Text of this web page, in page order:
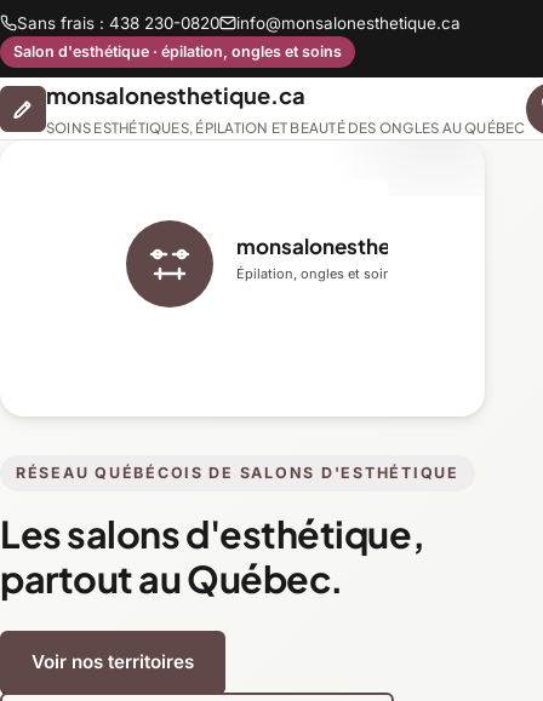
Sans frais : 438 230-0820 info@monsalonesthetique.ca
Salon d'esthétique · épilation, ongles et soins
monsalonesthetique.ca
SOINS ESTHÉTIQUES, ÉPILATION ET BEAUTÉ DES ONGLES AU QUÉBEC
RÉSEAU QUÉBÉCOIS DE SALONS D'ESTHÉTIQUE
Les salons d'esthétique,
partout au Québec.
Voir nos territoires
monsalonesthetique.ca
Épilation, ongles et soins du visage